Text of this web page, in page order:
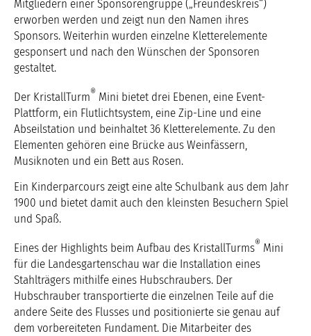
Mitgliedern einer Sponsorengruppe („Freundeskreis“)
erworben werden und zeigt nun den Namen ihres
Sponsors. Weiterhin wurden einzelne Kletterelemente
gesponsert und nach den Wünschen der Sponsoren
gestaltet.
Der KristallTurm® Mini bietet drei Ebenen, eine Event-
Plattform, ein Flutlichtsystem, eine Zip-Line und eine
Abseilstation und beinhaltet 36 Kletterelemente. Zu den
Elementen gehören eine Brücke aus Weinfässern,
Musiknoten und ein Bett aus Rosen.
Ein Kinderparcours zeigt eine alte Schulbank aus dem Jahr
1900 und bietet damit auch den kleinsten Besuchern Spiel
und Spaß.
Eines der Highlights beim Aufbau des KristallTurms® Mini
für die Landesgartenschau war die Installation eines
Stahlträgers mithilfe eines Hubschraubers. Der
Hubschrauber transportierte die einzelnen Teile auf die
andere Seite des Flusses und positionierte sie genau auf
dem vorbereiteten Fundament. Die Mitarbeiter des